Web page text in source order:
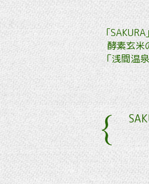
｢
酵素玄米
「浅間温